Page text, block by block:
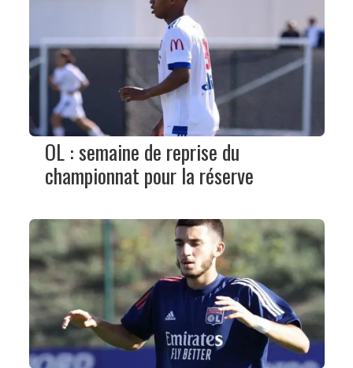
OL : semaine de reprise du
championnat pour la réserve